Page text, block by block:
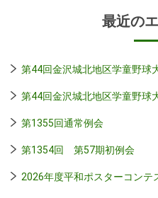
最近の
第44回金沢城北地区学童野
第44回金沢城北地区学童野球
第1355回通常例会
第1354回 第57期初例会
2026年度平和ポスターコンテ